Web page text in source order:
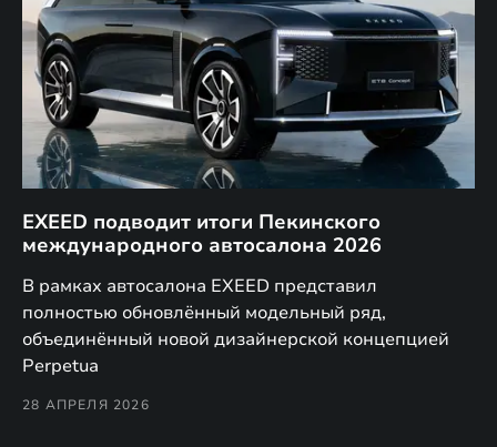
EXEED подводит итоги Пекинского
международного автосалона 2026
В рамках автосалона EXEED представил
полностью обновлённый модельный ряд,
объединённый новой дизайнерской концепцией
Perpetua
28 АПРЕЛЯ 2026